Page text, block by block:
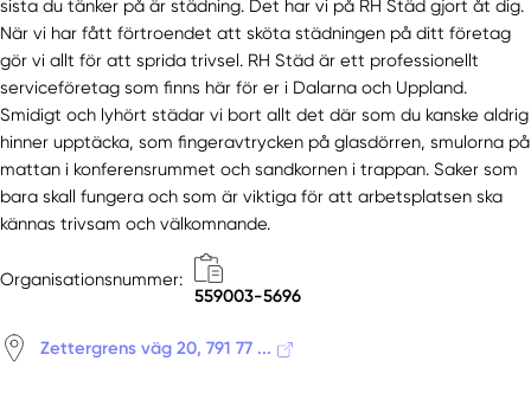
Sågmyra
Sälen
Särna
Säter
Sifferbo
Siljansnäs
Smedjebacken
sista du tänker på är städning. Det har vi på RH Städ gjort åt dig.
När vi har fått förtroendet att sköta städningen på ditt företag
gör vi allt för att sprida trivsel. RH Städ är ett professionellt
serviceföretag som finns här för er i Dalarna och Uppland.
Smidigt och lyhört städar vi bort allt det där som du kanske aldrig
hinner upptäcka, som fingeravtrycken på glasdörren, smulorna på
mattan i konferensrummet och sandkornen i trappan. Saker som
bara skall fungera och som är viktiga för att arbetsplatsen ska
kännas trivsam och välkomnande.
Organisationsnummer:
559003-5696
Zettergrens väg 20, 791 77 ...